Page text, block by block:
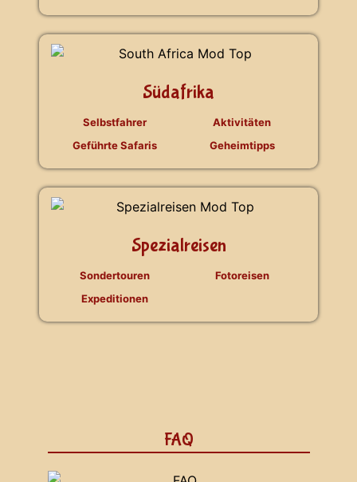
Südafrika
Selbstfahrer
Geführte Safaris
Aktivitäten
Geheimtipps
Spezialreisen
Sondertouren
Expeditionen
Fotoreisen
FAQ